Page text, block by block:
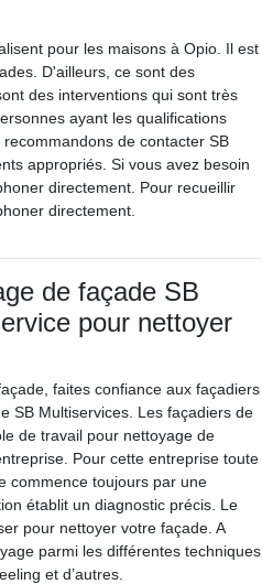
pour les maisons à Opio. Il est
D'ailleurs, ce sont des
des interventions qui sont très
ayant les qualifications
de contacter SB
appropriés. Si vous avez besoin
directement. Pour recueillir
directement.
de façade SB
pour nettoyer
faites confiance aux façadiers
SB Multiservices. Les façadiers de
de travail pour nettoyage de
Pour cette entreprise toute
commence toujours par une
établit un diagnostic précis. Le
pour nettoyer votre façade. A
parmi les différentes techniques
et d’autres.